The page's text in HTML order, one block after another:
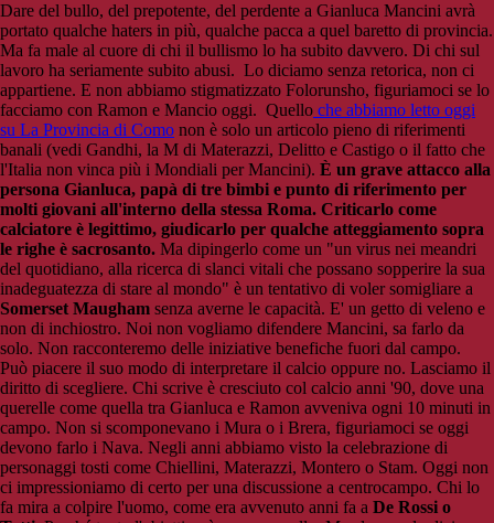
Dare del bullo, del prepotente, del perdente a Gianluca Mancini avrà
portato qualche haters in più, qualche pacca a quel baretto di provincia.
Ma fa male al cuore di chi il bullismo lo ha subito davvero. Di chi sul
lavoro ha seriamente subito abusi. Lo diciamo senza retorica, non ci
appartiene. E non abbiamo stigmatizzato Folorunsho, figuriamoci se lo
facciamo con Ramon e Mancio oggi. Quello che abbiamo letto oggi
su La Provincia di Como non è solo un articolo pieno di riferimenti
banali (vedi Gandhi, la M di Materazzi, Delitto e Castigo o il fatto che
l'Italia non vinca più i Mondiali per Mancini). È un grave attacco alla
persona Gianluca, papà di tre bimbi e punto di riferimento per
molti giovani all'interno della stessa Roma. Criticarlo come
calciatore è legittimo, giudicarlo per qualche atteggiamento sopra
le righe è sacrosanto. Ma dipingerlo come un "un virus nei meandri
del quotidiano, alla ricerca di slanci vitali che possano sopperire la sua
inadeguatezza di stare al mondo" è un tentativo di voler somigliare a
Somerset Maugham senza averne le capacità. E' un getto di veleno e
non di inchiostro. Noi non vogliamo difendere Mancini, sa farlo da
solo. Non racconteremo delle iniziative benefiche fuori dal campo.
Può piacere il suo modo di interpretare il calcio oppure no. Lasciamo il
diritto di scegliere. Chi scrive è cresciuto col calcio anni '90, dove una
querelle come quella tra Gianluca e Ramon avveniva ogni 10 minuti in
campo. Non si scomponevano i Mura o i Brera, figuriamoci se oggi
devono farlo i Nava. Negli anni abbiamo visto la celebrazione di
personaggi tosti come Chiellini, Materazzi, Montero o Stam. Oggi non
ci impressioniamo di certo per una discussione a centrocampo. Chi lo
fa mira a colpire l'uomo, come era avvenuto anni fa a De Rossi o